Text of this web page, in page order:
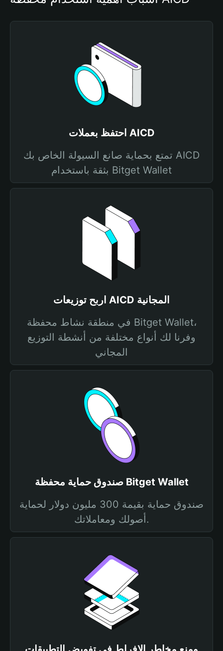
احتفظ بعملات AICD
تمتع بحماية صانع السيولة الخاص بك AICD
بثقة باستخدام Bitget Wallet
اربح توزيعات AICD المجانية
في منطقة نشاط محفظة Bitget Wallet،
وفرنا لك أنواع مختلفة من أنشطة التوزيع
المجاني
صندوق حماية محفظة Bitget Wallet
صندوق حماية بقيمة 300 مليون دولار لحماية
أصولك ومعاملاتك.